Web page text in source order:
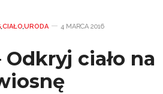
,CIAŁO,URODA 4 MARCA 2016
Odkryj ciało na